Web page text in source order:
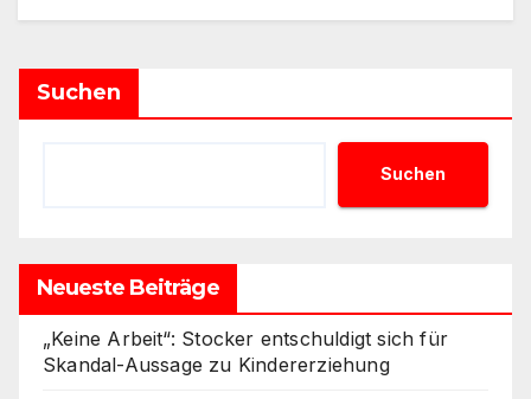
Suchen
Suchen
Neueste Beiträge
„Keine Arbeit“: Stocker entschuldigt sich für
Skandal-Aussage zu Kindererziehung